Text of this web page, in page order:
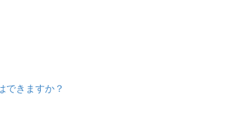
できますか？